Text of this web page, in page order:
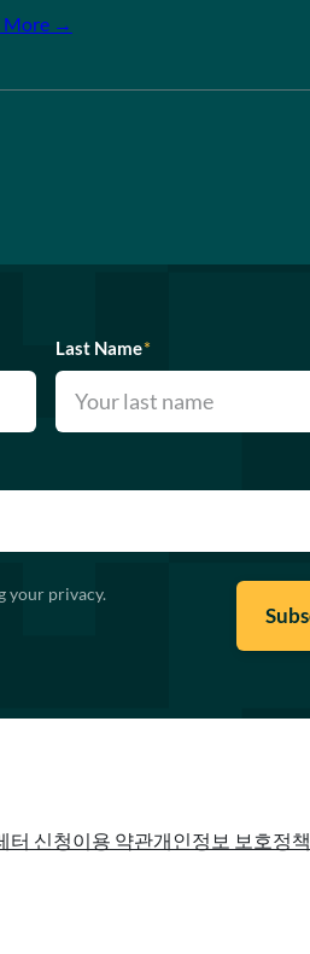
More →
Last Name*
your privacy.
터 신청이용 약관개인정보 보호정책